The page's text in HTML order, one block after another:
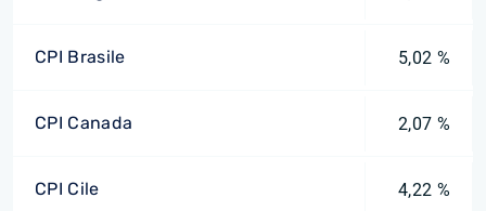
CPI Brasile 5,02 %
CPI Canada 2,07 %
CPI Cile 4,22 %